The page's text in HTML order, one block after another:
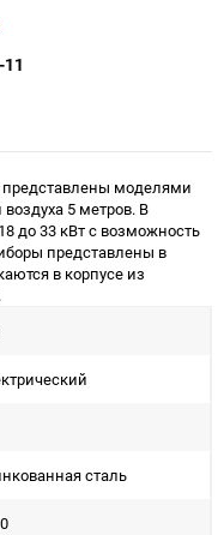
представлены моделями
5 метров. В
до 33 кВт с возможность
представлены в
в корпусе из
сталь